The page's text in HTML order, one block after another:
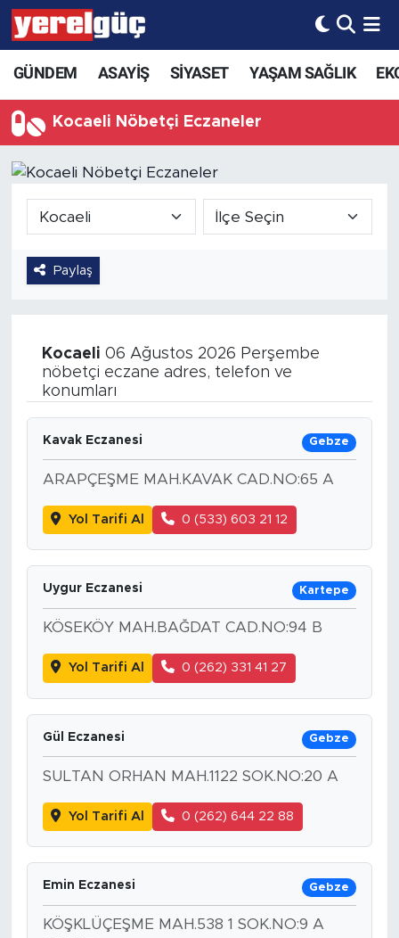
GÜNDEM ASAYİŞ SİYASET YAŞAM SAĞLIK
Kocaeli Nöbetçi Eczaneler
Paylaş
Kocaeli 06 Ağustos 2026 Perşembe
nöbetçi eczane adres, telefon ve
konumları
Kavak Eczanesi Gebze
ARAPÇEŞME MAH.KAVAK CAD.NO:65 A
Yol Tarifi Al 0 (533) 603 21 12
Uygur Eczanesi Kartepe
KÖSEKÖY MAH.BAĞDAT CAD.NO:94 B
Yol Tarifi Al 0 (262) 331 41 27
Gül Eczanesi Gebze
SULTAN ORHAN MAH.1122 SOK.NO:20 A
Yol Tarifi Al 0 (262) 644 22 88
Emin Eczanesi Gebze
KÖŞKLÜÇEŞME MAH.538 1 SOK.NO:9 A